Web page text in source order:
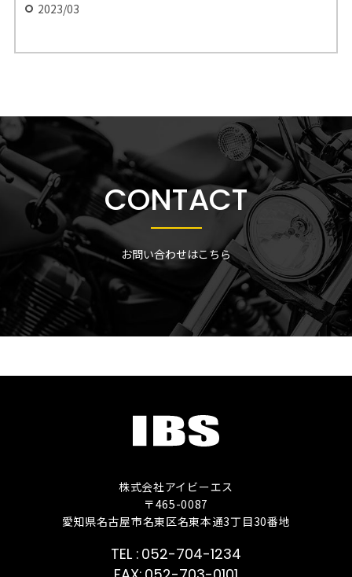
2023/03
CONTACT
お問い合わせはこちら
株式会社アイビーエス
〒465-0087
愛知県名古屋市名東区名東本通3丁目30番地
052-704-1234